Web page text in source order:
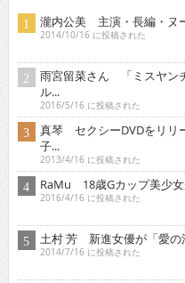
瀧内公美 主演・長編・ヌ
2014/10/16 に投稿された
雨宮留菜さん 「ミスヤン
ル...
2016/5/16 に投稿された
真琴 セクシーDVDをリリ
子...
2013/4/16 に投稿された
RaMu 18歳Gカップ美少女
2016/4/16 に投稿された
土村 芳 新進女優が「愛の
2014/7/16 に投稿された